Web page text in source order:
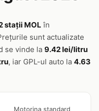
stații MOL în
sunt actualizate
se vinde la 9.42 lei/litru
, iar GPL-ul auto la 4.63
Motorina standard